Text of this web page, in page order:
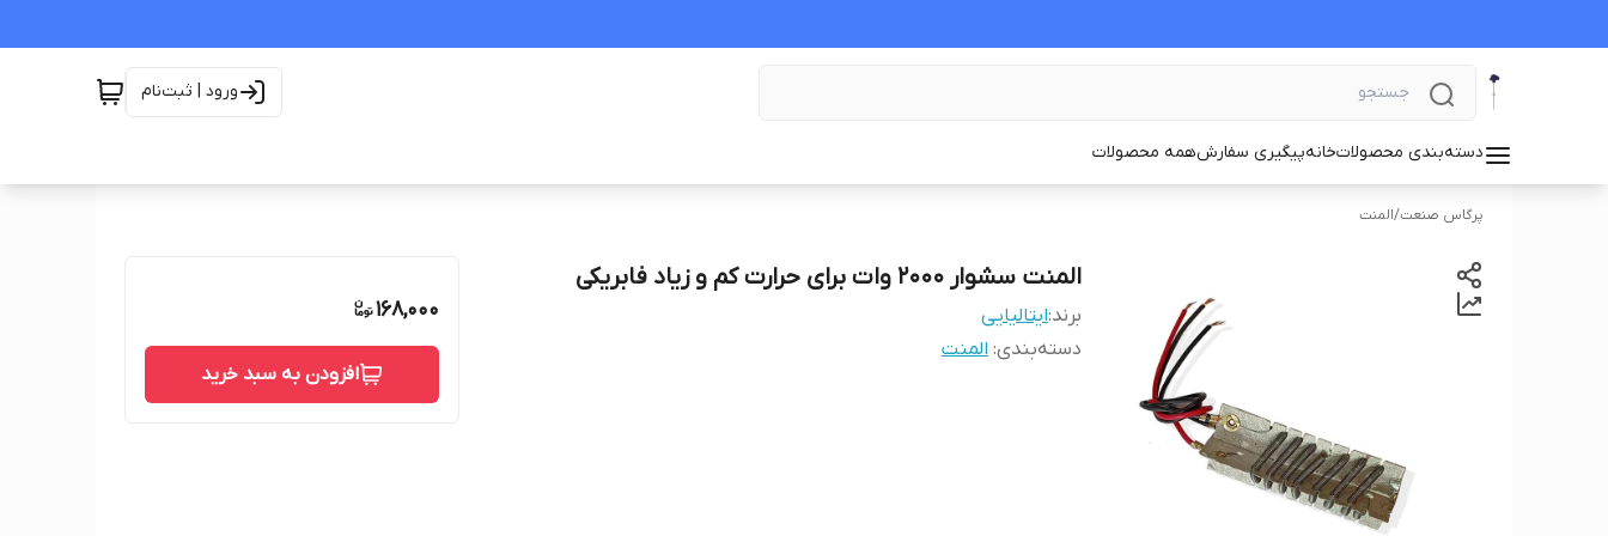
ورود | ثبت‌نام
دسته‌بندی محصولاتخانهپیگیری سفارشهمه محصولات
پرگاس صنعت/المنت
المنت سشوار ۲۰۰۰ وات برای حرارت کم و زیاد فابریکی
برند:ایتالیایی
دسته‌بندی: المنت
168,000
افزودن به سبد خرید